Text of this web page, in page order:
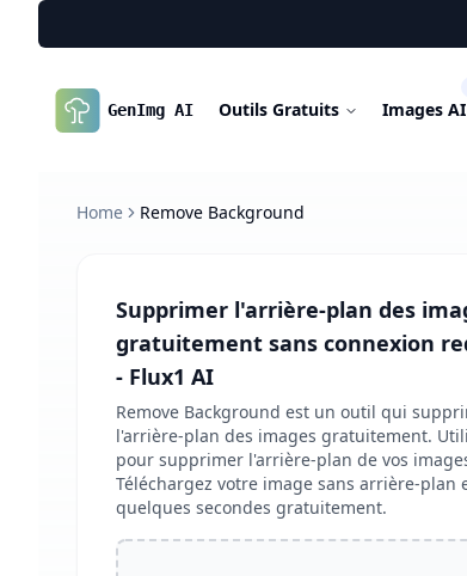
GenImg AI Outils Gratuits Images AI
Home Remove Background
Supprimer l'arrière-plan des
gratuitement sans connexion
- Flux1 AI
Remove Background est un outil qui
l'arrière-plan des images gratuitement.
pour supprimer l'arrière-plan de vos
Téléchargez votre image sans arrière-plan
quelques secondes gratuitement.